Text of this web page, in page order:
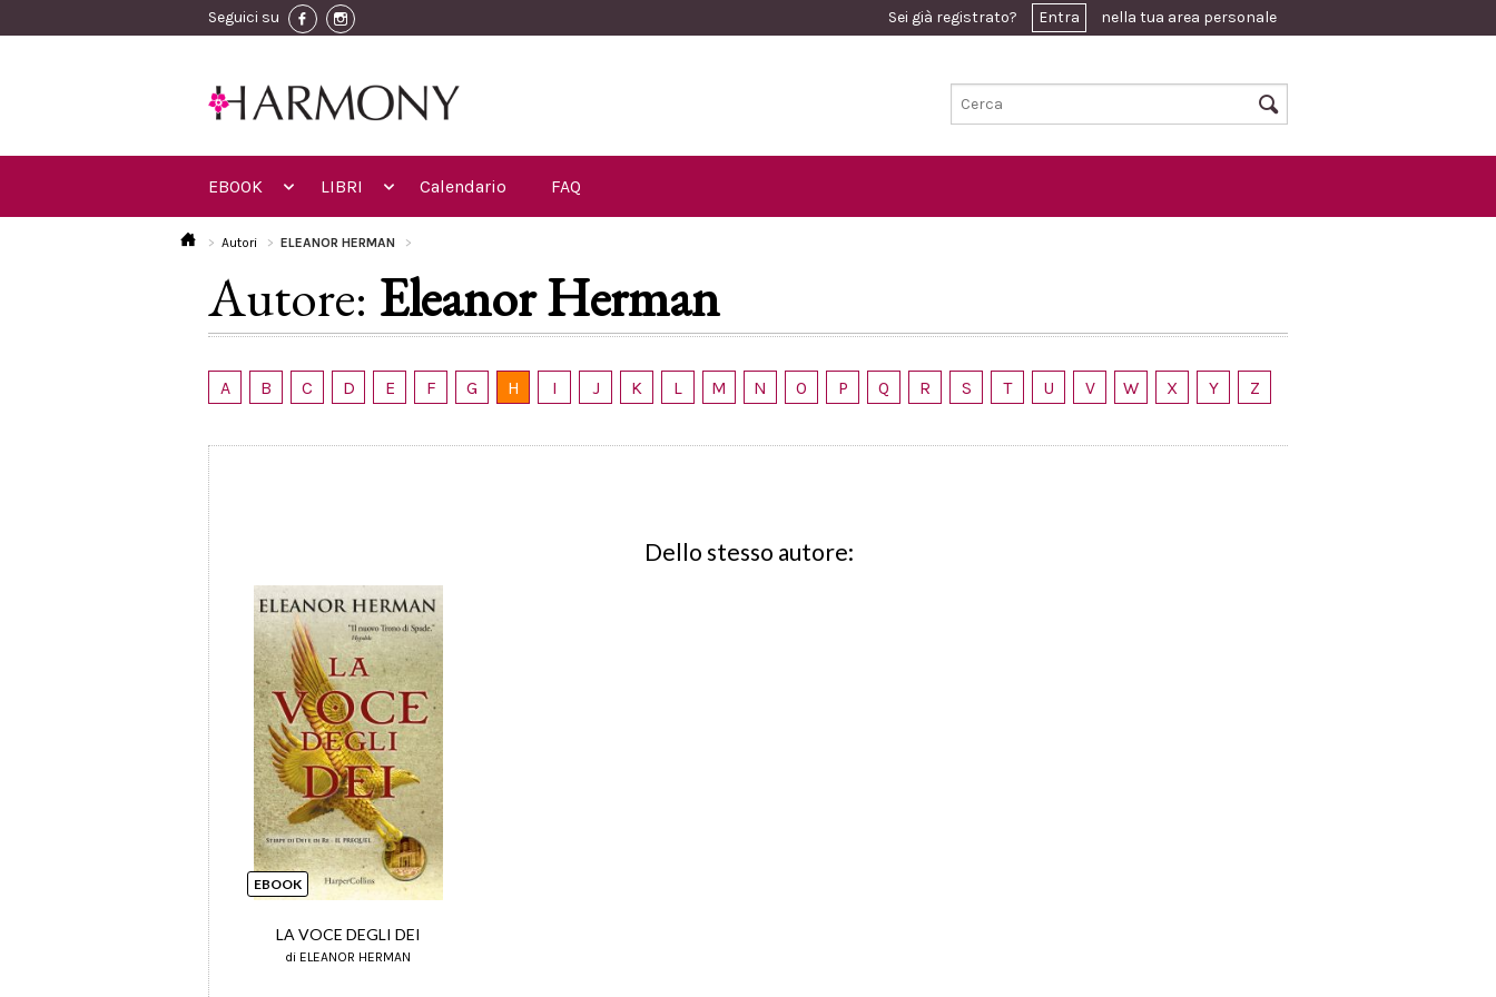
Seguici su Sei già registrato? Entra nella tua area personale
EBOOK LIBRI Calendario FAQ
Autori ELEANOR HERMAN
Autore: Eleanor Herman
A B C D E F G H I J K L M N O P Q R S T U V W X Y Z
Dello stesso autore:
EBOOK
LA VOCE DEGLI DEI
di ELEANOR HERMAN